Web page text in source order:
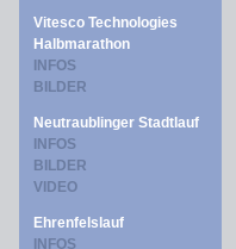
Vitesco Technologies
Halbmarathon
INFOS
BILDER
Neutraublinger Stadtlauf
INFOS
BILDER
VIDEO
Ehrenfelslauf
INFOS